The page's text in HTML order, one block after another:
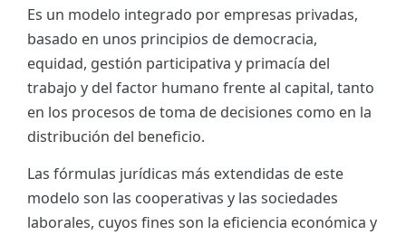
Es un modelo integrado por empresas privadas,
basado en unos principios de democracia,
equidad, gestión participativa y primacía del
trabajo y del factor humano frente al capital, tanto
en los procesos de toma de decisiones como en la
distribución del beneficio.
Las fórmulas jurídicas más extendidas de este
modelo son las cooperativas y las sociedades
laborales, cuyos fines son la eficiencia económica y